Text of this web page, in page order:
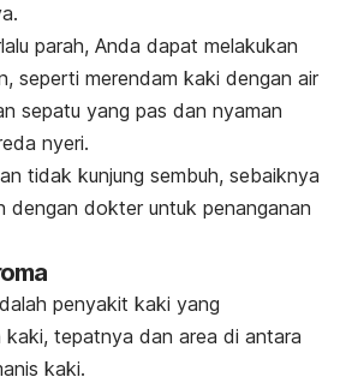
parah, Anda dapat melakukan
seperti merendam kaki dengan air
sepatu yang pas dan nyaman
nyeri.
tidak kunjung sembuh, sebaiknya
dengan dokter untuk penanganan
penyakit kaki yang
kaki, tepatnya dan area di antara
kaki.